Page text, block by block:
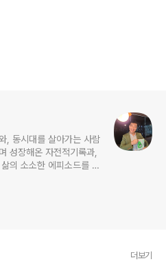
, 동시대를 살아가는 사람
성장해온 자전적기록과,
의 소소한 에피소드를 전
생수업
더보기